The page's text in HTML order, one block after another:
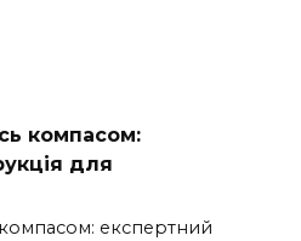
компасом:
для
експертний